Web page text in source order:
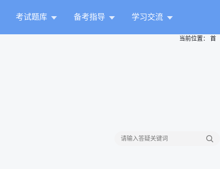
考试题库 备考指导 学习交流
当前位置： 首